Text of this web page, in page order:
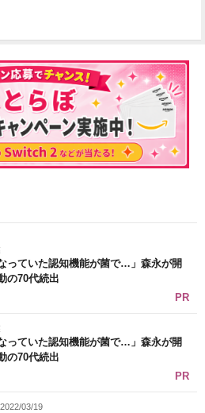
っていた認知機能が菌で…」森永が開
の70代続出
PR
っていた認知機能が菌で…」森永が開
の70代続出
PR
03/19